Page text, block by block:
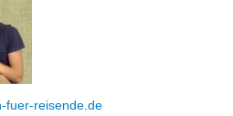
fuer-reisende.de